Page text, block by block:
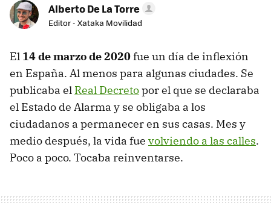
Alberto De La Torre
Editor - Xataka Movilidad
El 14 de marzo de 2020fue un día de inflexión
en España. Al menos para algunas ciudades. Se
publicaba el Real Decretopor el que se declaraba
el Estado de Alarma y se obligaba a los
ciudadanos a permanecer en sus casas. Mes y
medio después, la vida fue volviendo a las calles.
Poco a poco. Tocaba reinventarse.